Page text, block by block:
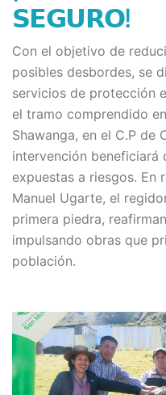
𝗦𝗘𝗚𝗨𝗥𝗢!
Con el objetivo de
posibles desbordes, se
servicios de protección
el tramo comprendido
Shawanga, en el C.P de
intervención beneficiará
expuestas a riesgos. En
Manuel Ugarte, el
primera piedra,
impulsando obras que
población.